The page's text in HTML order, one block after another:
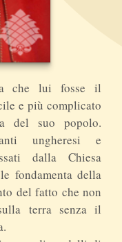
che lui fosse il
e più complicato
del suo popolo.
ungheresi e
dalla Chiesa
fondamenta della
del fatto che non
terra senza il